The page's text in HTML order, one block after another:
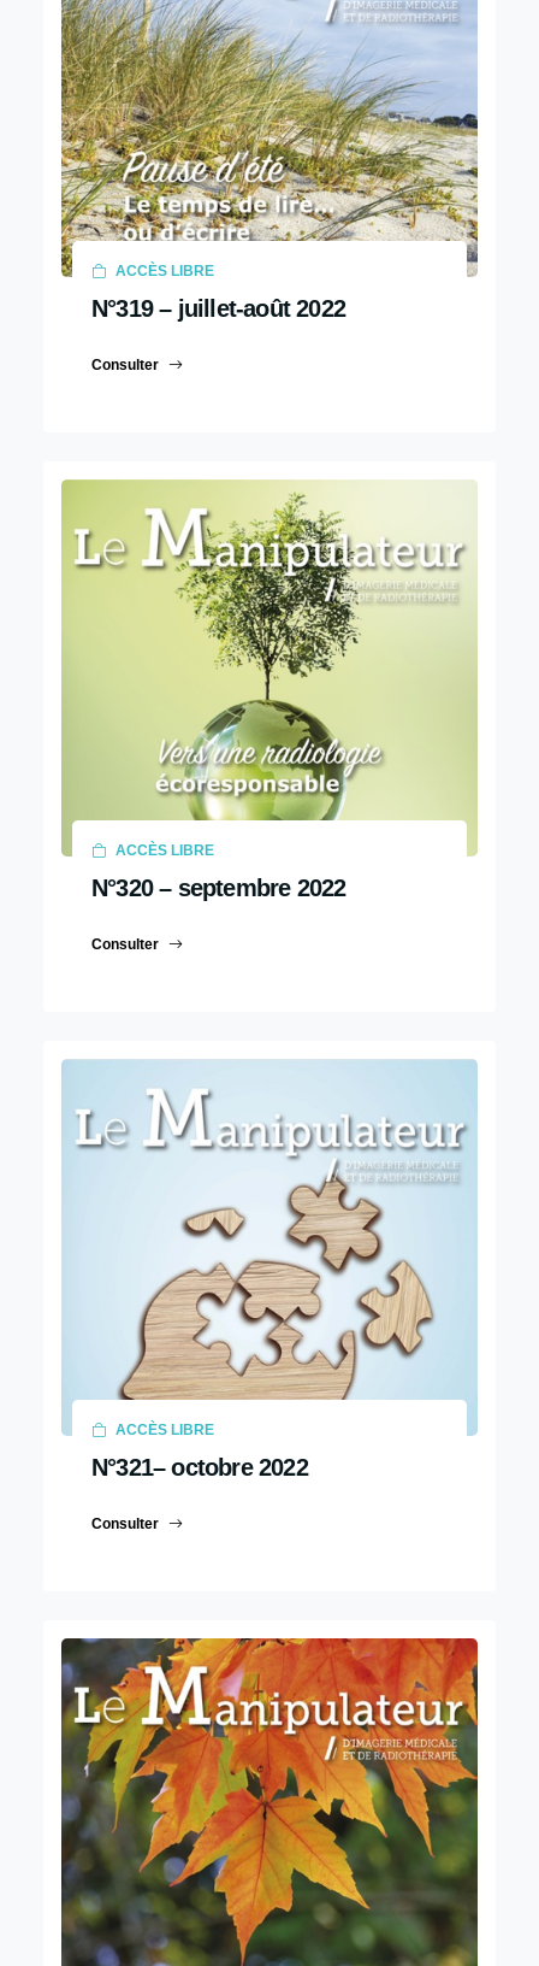
ACCÈS LIBRE
N°319 – juillet-août 2022
Consulter
ACCÈS LIBRE
N°320 – septembre 2022
Consulter
ACCÈS LIBRE
N°321– octobre 2022
Consulter